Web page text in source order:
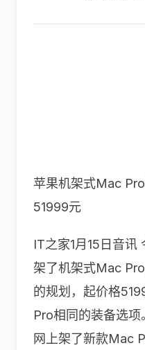
苹果机架式Mac
51999元
IT之家1月15日音讯
架了机架式Mac
的规划，起价格
Pro相同的装备选
网上架了新款Mac